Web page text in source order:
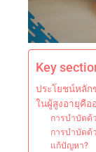
Key
ประโยชน์หลัก
ในผู้สูงอายุคือ
การบำบัดด้
การบำบัดด้
แก้ปัญหา?